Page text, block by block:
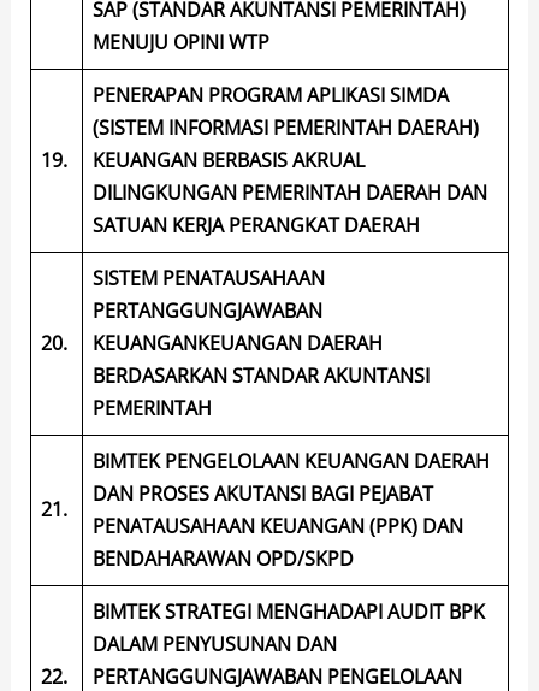
SAP (STANDAR AKUNTANSI PEMERINTAH)
MENUJU OPINI WTP
19.
PENERAPAN PROGRAM APLIKASI SIMDA
(SISTEM INFORMASI PEMERINTAH DAERAH)
KEUANGAN BERBASIS AKRUAL
DILINGKUNGAN PEMERINTAH DAERAH DAN
SATUAN KERJA PERANGKAT DAERAH
20.
SISTEM PENATAUSAHAAN
PERTANGGUNGJAWABAN
KEUANGANKEUANGAN DAERAH
BERDASARKAN STANDAR AKUNTANSI
PEMERINTAH
21.
BIMTEK PENGELOLAAN KEUANGAN DAERAH
DAN PROSES AKUTANSI BAGI PEJABAT
PENATAUSAHAAN KEUANGAN (PPK) DAN
BENDAHARAWAN OPD/SKPD
22.
BIMTEK STRATEGI MENGHADAPI AUDIT BPK
DALAM PENYUSUNAN DAN
PERTANGGUNGJAWABAN PENGELOLAAN